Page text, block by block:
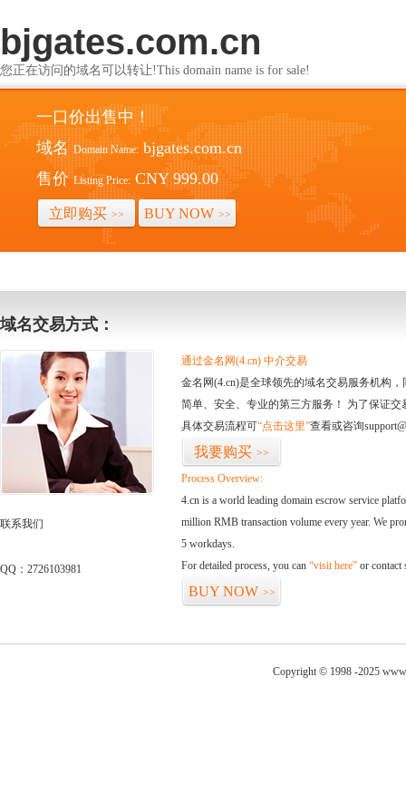
bjgates.com.cn
您正在访问的域名可以转让!This domain name is for sale!
一口价出售中！
域名 Domain Name: bjgates.com.cn
售价 Listing Price: CNY 999.00
立即购买 >> BUY NOW >>
域名交易方式：
联系我们
QQ：2726103981
通过金名网(4.cn) 中介交易
金名网(4.cn)是全球领先的域名交易服务机构
简单、安全、专业的第三方服务！ 为了保证
具体交易流程可“点击这里”查看或咨询
我要购买 >>
Process Overview:
4.cn is a world leading domain escrow service
million RMB transaction volume every year. We
5 workdays.
For detailed process, you can “visit here” or contact
BUY NOW >>
Copyright © 1998 -2025